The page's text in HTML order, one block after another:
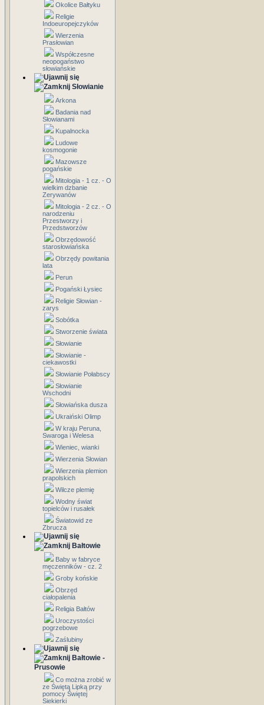
Okolice Bałtyku
Religie
Indoeuropejczyków
Wierzenia
Prasłowian
Współczesne
neopogaństwo
słowiańskie
Słowianie
Arkona
Badania nad
Słowianami
Kupalnocka
Ludowe
kosmogonie
Mazowsze
pogańskie
Mitologia - 1 cz. - O
wielkim dzbanie
Zerywanów
Mitologia - 2 cz. - O
narodzeniu
Przestworzy i
Przedstworzów
Obrzędowość
starosłowiańska
Obrzędy powitania
lata
Perun
Pogański Łysiec
Religie Słowian -
zarys
Sobótka
Stworzenie świata
Słowianie
Słowianie -
ciekawostki
Słowianie Połabscy
Słowianie
Wschodni
Słowiańska dusza
Ukraiński Olimp
W kraju Peruna,
Swaroga i Welesa
Wieniec, wianki
Wierzenia Słowian
Wierzenia plemion
prapolskich
Wilcze plemię
Wodny świat
topielców i rusałek
Światowid ze
Zbrucza
Bałtowie
Baby w fabryce
męczenników - cz. 2
Groby końskie
Obrzęd
ciałopalenia
Religia Bałtów
Uroczystości
pogrzebowe
Zaślubiny
Bałtowie -
Prusowie
Co można zrobić w
ze Świętą Lipką przy
pomocy Świętej
Siekierki